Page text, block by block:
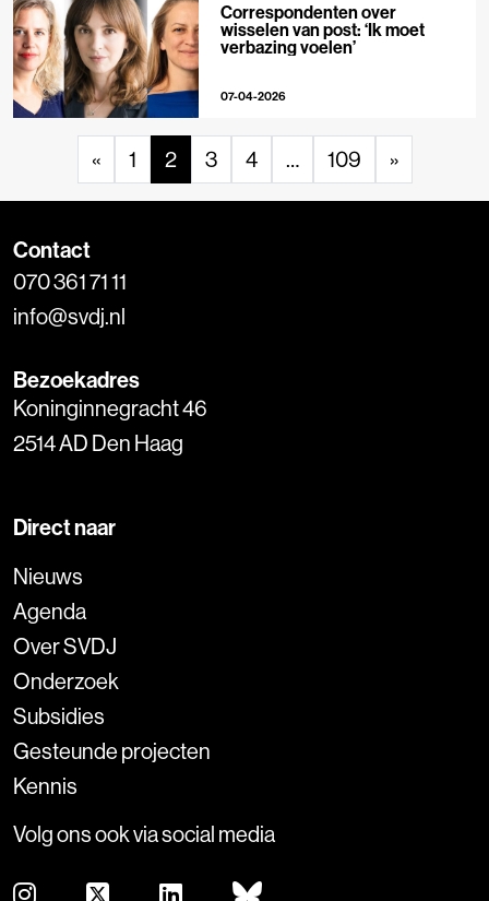
Correspondenten over
wisselen van post: ‘Ik moet
verbazing voelen’
07-04-2026
« 1 2 3 4 … 109 »
Contact
070 361 71 11
info@svdj.nl
Bezoekadres
Koninginnegracht 46
2514 AD Den Haag
Direct naar
Nieuws
Agenda
Over SVDJ
Onderzoek
Subsidies
Gesteunde projecten
Kennis
Volg ons ook via social media